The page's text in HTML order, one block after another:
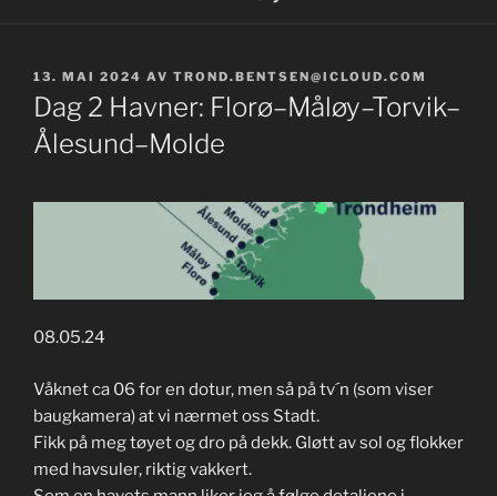
PUBLISERT
13. MAI 2024 AV TROND.BENTSEN@ICLOUD.COM
Dag 2 Havner: Florø–Måløy–Torvik–
Ålesund–Molde
08.05.24
Våknet ca 06 for en dotur, men så på tv´n (som viser
baugkamera) at vi nærmet oss Stadt.
Fikk på meg tøyet og dro på dekk. Gløtt av sol og flokker
med havsuler, riktig vakkert.